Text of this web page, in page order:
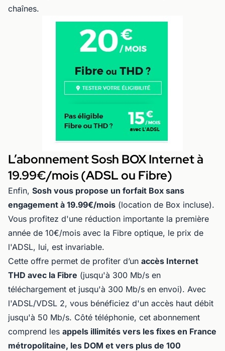
chaînes.
L’abonnement Sosh BOX Internet à
19.99€/mois (ADSL ou Fibre)
Enfin, Sosh vous propose un forfait Box sans
engagement à 19.99€/mois (location de Box incluse).
Vous profitez d'une réduction importante la première
année de 10€/mois avec la Fibre optique, le prix de
l'ADSL, lui, est invariable.
Cette offre permet de profiter d’un accès Internet
THD avec la Fibre (jusqu'à 300 Mb/s en
téléchargement et jusqu'à 300 Mb/s en envoi). Avec
l'ADSL/VDSL 2, vous bénéficiez d'un accès haut débit
jusqu'à 50 Mb/s. Côté téléphonie, cet abonnement
comprend les appels illimités vers les fixes en France
métropolitaine, les DOM et vers plus de 100